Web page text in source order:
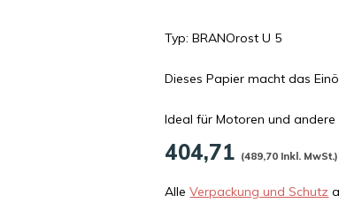
Typ: BRANOrost U 5
Dieses Papier macht das
Ideal für Motoren und andere
404,71 (489,70 Inkl. MwSt.)
AlleVerpackung und Schutz